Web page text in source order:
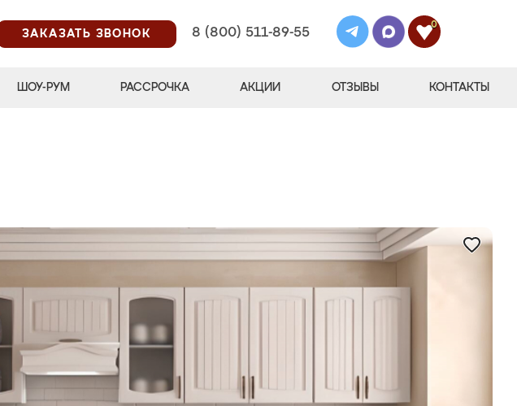
ЗАКАЗАТЬ ЗВОНОК
8 (800) 511-89-55
0
ШОУ-РУМ РАССРОЧКА АКЦИИ ОТЗЫВЫ КОНТАКТЫ